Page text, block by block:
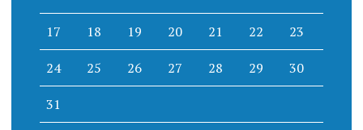
17 18 19 20 21 22 23
24 25 26 27 28 29 30
31